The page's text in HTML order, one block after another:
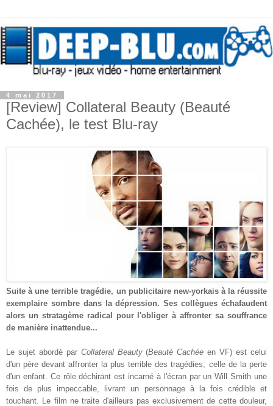
4 mai 2017
[Review] Collateral Beauty (Beauté
Cachée), le test Blu-ray
Suite à une terrible tragédie, un publicitaire new-yorkais à la réussite
exemplaire sombre dans la dépression. Ses collègues échafaudent
alors un stratagème radical pour l'obliger à affronter sa souffrance
de manière inattendue...
Le sujet abordé par Collateral Beauty(Beauté Cachée en VF) est celui
d'un père devant affronter la plus terrible des tragédies, celle de la perte
d'un enfant. Ce rôle déchirant est incarné à l'écran par un Will Smith une
fois de plus impeccable, livrant un personnage à la fois crédible et
touchant. Le film ne traite d'ailleurs pas exclusivement de cette douleur,